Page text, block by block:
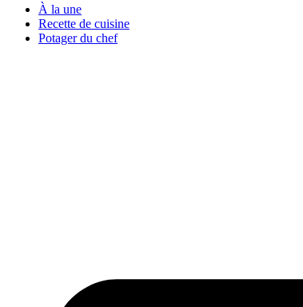
À la une
Recette de cuisine
Potager du chef